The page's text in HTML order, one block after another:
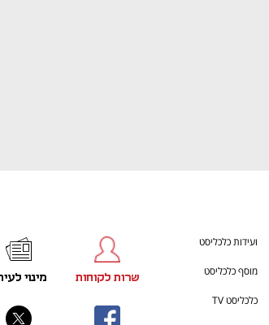
ועידות כלכליסט
מוסף כלכליסט
כלכליסט TV
שרות לקוחות מינוי